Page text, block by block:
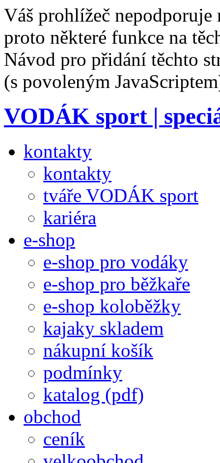
Váš prohlížeč nepodporuje
proto některé funkce na
Návod pro přidání těchto
(s povoleným
VODÁK sport |
kontakty
kontakty
tváře VODÁK sport
kariéra
e-shop
e-shop pro vodáky
e-shop pro běžkaře
e-shop koloběžky
kajaky skladem
nákupní košík
podmínky
katalog (pdf)
obchod
ceník